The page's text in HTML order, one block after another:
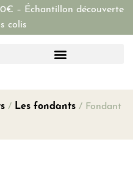
– Échantillon découverte
colis
/ Les fondants / Fondant